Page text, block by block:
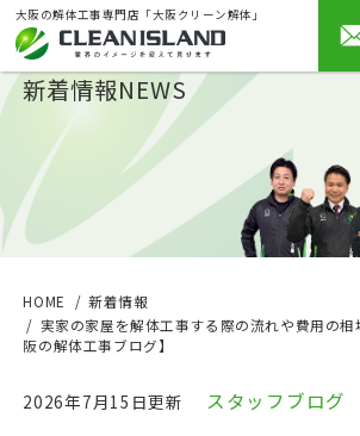
大阪の解体工事専門店「大阪クリーン解体」
新着情報NEWS
HOME
新着情報
実家の家屋を解体工事する際の流れや費用の
阪の解体工事ブログ】
2026年7月15日更新 スタッフブログ